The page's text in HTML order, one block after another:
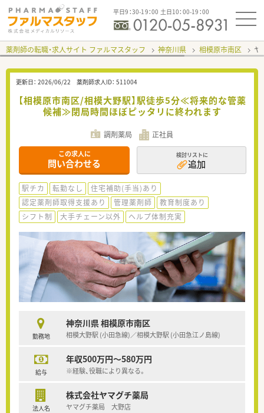
平日9：30-19：00 土日10：00-19：00
薬剤師の転職・求人サイト ファルマスタッフ 神奈川県 相模原市南区 ヤ
更新日： 2026/06/22 薬剤師求人ID： 511004
【相模原市南区/相模大野駅】駅徒歩5分≪将来的な管薬
候補≫閉局時間ほぼピッタリに終われます
調剤薬局 正社員
この求人に
問い合わせる
検討リストに
追加
駅チカ 転勤なし
住宅補助(手当)あり
認定薬剤師取得支援あり
管理薬剤師
教育制度あり
シフト制
大手チェーン以外 ヘルプ体制充実
勤務地
神奈川県 相模原市南区
相模大野駅 (小田急線)／相模大野駅 (小田急江ノ島線)
給与
年収500万円～580万円
※経験、役職により異なる。
法人名
株式会社ヤマグチ薬局
ヤマグチ薬局 大野店